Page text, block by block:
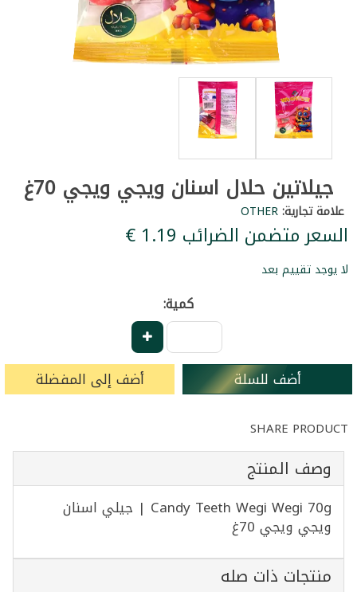
جيلاتين حلال اسنان ويجي ويجي 70غ
علامة تجارية:OTHER
السعر متضمن الضرائب ‏1.19 €
لا يوجد تقييم بعد
كمية:
أضف للسلة أضف إلى المفضلة
SHARE PRODUCT
وصف المنتج
Candy Teeth Wegi Wegi 70g | جيلي اسنان
ويجي ويجي 70غ
منتجات ذات صله